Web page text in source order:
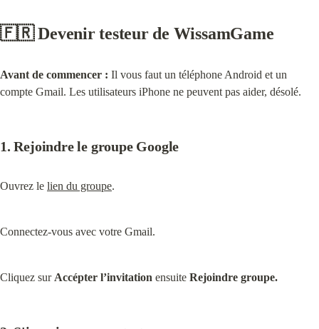
🇫🇷 Devenir testeur de WissamGame
Avant de commencer : Il vous faut un téléphone Android et un
compte Gmail. Les utilisateurs iPhone ne peuvent pas aider, désolé.
1. Rejoindre le groupe Google
Ouvrez le lien du groupe.
Connectez-vous avec votre Gmail.
Cliquez sur Accépter l’invitation ensuite Rejoindre groupe.